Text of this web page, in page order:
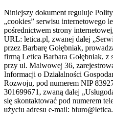
Niniejszy dokument reguluje
„cookies” serwisu internetowego
pośrednictwem strony
URL: letica.pl, zwanej dalej
przez Barbarę Gołębniak,
firmą Letica Barbara Gołębniak,
przy ul. Malwowej 36,
Informacji o Działalności
Rozwoju, pod numerem NIP
301699671, zwaną dalej
się skontaktować pod numerem
użyciu adresu e-mail: